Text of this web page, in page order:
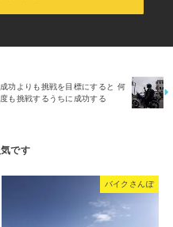
成功よりも挑戦を目標にすると 何
度も挑戦するうちに成功する
バイクさんぽ